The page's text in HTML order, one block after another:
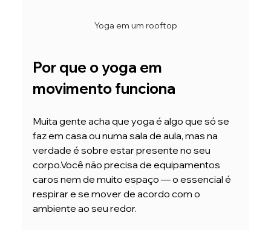
Yoga em um rooftop
Por que o yoga em
movimento funciona
Muita gente acha que yoga é algo que só se
faz em casa ou numa sala de aula, mas na
verdade é sobre estar presente no seu
corpo.Você não precisa de equipamentos
caros nem de muito espaço — o essencial é
respirar e se mover de acordo com o
ambiente ao seu redor.